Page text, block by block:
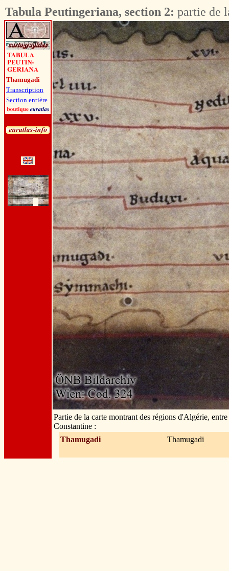
Tabula Peutingeriana, section 2: partie de
Thamugadi
Transcription
Section entière
Partie de la carte montrant des régions d'Algérie,
Constantine :
Thamugadi
Thamugadi